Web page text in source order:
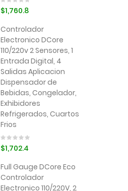
$1,760.8
Controlador
Electronico DCore
110/220v 2 Sensores, 1
Entrada Digital, 4
Salidas Aplicacion
Dispensador de
Bebidas, Congelador,
Exhibidores
Refrigerados, Cuartos
Frios
$1,702.4
Full Gauge DCore Eco
Controlador
Electronico 110/220V, 2